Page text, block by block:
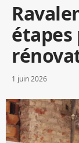
1 juin 2026